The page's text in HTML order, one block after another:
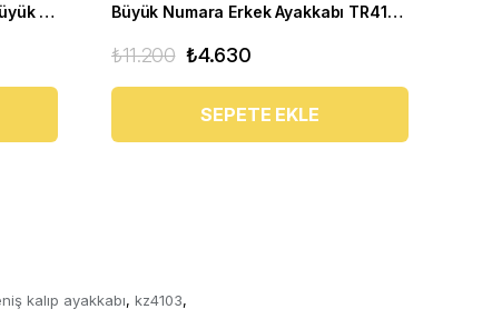
ZU1840 Siyah Deri 4 Mevsim Büyük Numara Üst Kalite Erkek Ayakkabısı Büyük Numara Erkek Ayakkabı TR4113 Siyah
₺4.630
₺11.200
SEPETE EKLE
kalıp ayakkabı, kz4103,